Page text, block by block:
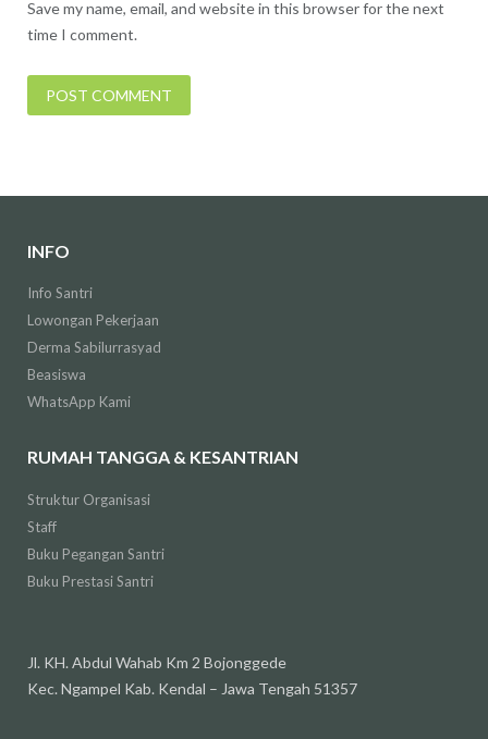
Save my name, email, and website in this browser for the next
time I comment.
INFO
Info Santri
Lowongan Pekerjaan
Derma Sabilurrasyad
Beasiswa
WhatsApp Kami
RUMAH TANGGA & KESANTRIAN
Struktur Organisasi
Staff
Buku Pegangan Santri
Buku Prestasi Santri
Jl. KH. Abdul Wahab Km 2 Bojonggede
Kec. Ngampel Kab. Kendal – Jawa Tengah 51357